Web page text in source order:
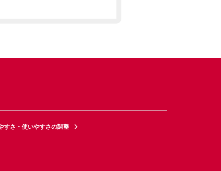
すさ・使いやすさの調整